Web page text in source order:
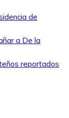
de
a De la
reportados